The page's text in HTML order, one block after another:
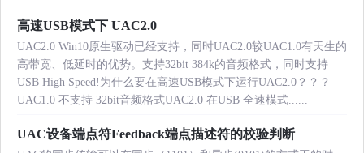
高速USB模式下 UAC2.0
UAC2.0 Win10原生驱动已经支持，同时UAC2.0较UAC1.0有天生的
高带宽、低延时的优势。支持32bit 384k的音频格式，同时支持
USB High Speed!为什么要在高速USB模式下运行UAC2.0？？？
UAC1.0 不支持 32bit音频格式UAC2.0 在USB 全速模式......
UAC设备端点符Feedback端点描述符的校验判断